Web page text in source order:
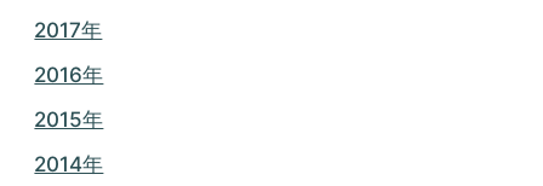
2017年
2016年
2015年
2014年